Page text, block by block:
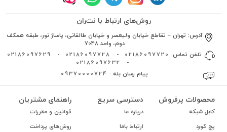
روش‌های ارتباط با نت‌ران
آدرس: تهران – تقاطع خیابان ولیعصر و خیابان طالقانی، پاساژ نور، طبقه همکف
دوم، واحد 7048
تلفن تماس: 02186097720
-
02186097728
-
02186097629
-
02186097632
پیام رسان بله : 09370000724
محصولات پرفروش
کابل شبکه
پچ کورد
دسترسی سریع
درباره ما
ارتباط باما
راهنمای مشتریان
قوانین و مقررات
روش‌های پرداخت